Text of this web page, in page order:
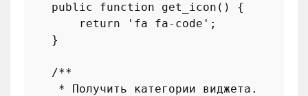
public
function get_icon ( ) {
return
'fa fa-code' ;
    }
/**
     * Получить категории виджета.